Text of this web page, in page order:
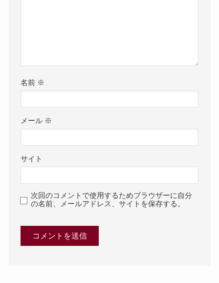
名前 ※
メール ※
サイト
次回のコメントで使用するためブラウザーに自分
の名前、メールアドレス、サイトを保存する。